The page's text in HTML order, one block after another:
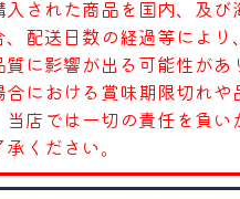
入された商品を国内、及び
、配送日数の経過等により
質に影響が出る可能性があ
合における賞味期限切れや
当店では一切の責任を負い
ください。